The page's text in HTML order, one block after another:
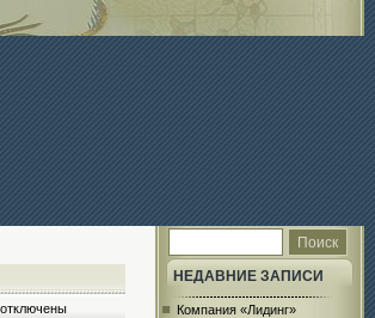
НЕДАВНИЕ ЗАПИСИ
Компания «Лидинг»
отключены